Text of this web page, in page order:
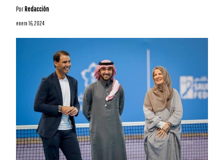
PorRedacción
enero 16, 2024